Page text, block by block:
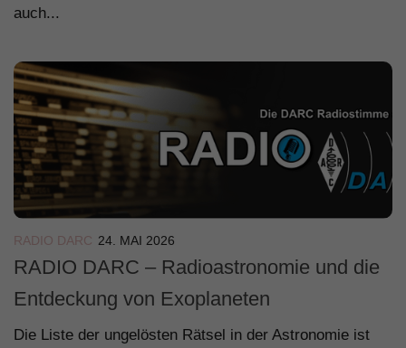
auch...
RADIO DARC 24. MAI 2026
RADIO DARC – Radioastronomie und die
Entdeckung von Exoplaneten
Die Liste der ungelösten Rätsel in der Astronomie ist